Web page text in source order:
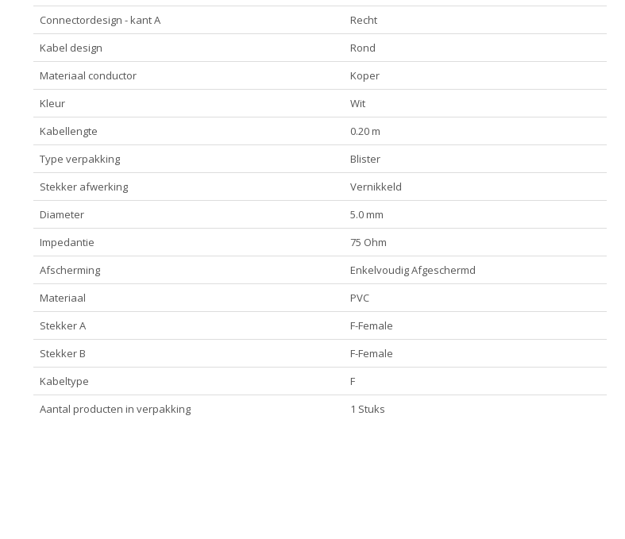
Connectordesign - kant A
Recht
Kabel design
Rond
Materiaal conductor
Koper
Kleur
Wit
Kabellengte
0.20 m
Type verpakking
Blister
Stekker afwerking
Vernikkeld
Diameter
5.0 mm
Impedantie
75 Ohm
Afscherming
Enkelvoudig Afgeschermd
Materiaal
PVC
Stekker A
F-Female
Stekker B
F-Female
Kabeltype
F
Aantal producten in verpakking
1 Stuks